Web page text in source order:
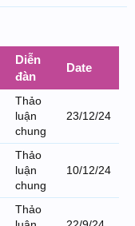
Diễn
đàn
Date
Thảo
luận
chung
23/12/24
Thảo
luận
chung
10/12/24
Thảo